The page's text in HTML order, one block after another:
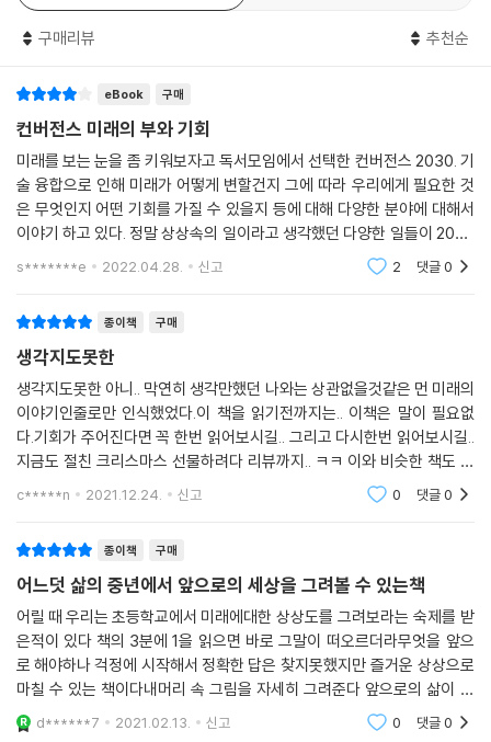
동, 눈 깜빡거림, 동공 팽창반응 등을 포착해서 당신이 어떤 곳에 시선을 집
중하고 어떤 곳을 외면하는지도 알아낸다. 이런 데이터가 계속 축적된다면
주체는 당신이 아니라 인공지능이 될 것이 분명하다. 인공지능 비서는 우
의 정도 등을 현재의 감정 상태와 대응시켜 우리의 감성적 욕구를 가장 잘
충족할 수 있는 콘텐츠를 맞춤형으로 제작할 것이다.
--- chapter 7_ 즐거움의 새로운 지평이 열리다
한편 이 모든 기술의 융합에 발맞추어 두 가지 주요한 패러다임의 전환이
대두되고 있다. 첫째는 질병관리에서 건강관리로의 이동이다. 즉 소급적이
이고, 개인화된 시스템으로 바뀌어가는 것이다. 둘째는 관리 주체의 변화
다. 지난 한 세기 동안 의료 산업은 대형 제약회사, 비대한 정부, 의사, 간호
사 그리고 훈련된 의료 전문가들의 위태로운 협업관계에 의해 유지되어왔
다. 하지만 이제 이 분야에도 외부의 거센 침략이 시작됐다. 여러 기술 대기
업이 너도나도 게임에 뛰어들어 산업 전체에 엄청난 충격을 가하고 있는
것이다. 애플의 CEO 팀 쿡은 최근 --- 인디펜던트와의 인터뷰(그가 증강
현실의 잠재력에 대해 발언한 바로 그 인터뷰)에서 다음과 같이 말했다.
“만약 미래의 어느 시점에 그동안 애플이 인류에 가장 크게 기여한 바가 무
--- chapter 9_ 질병의 정복으로 달라지는 인간의 삶
지난 수천 년 동안 인류는 젊음의 샘물을 찾아 헤맸다. 하지만 이제 분명한
사실은 우리가 찾고 있는 대상이 장소가 아니라 ‘시간’이라는 것이다. 다시
말해 젊음의 샘물이 의미하는 바는 급속도로 발전하는 기술들의 융합으로
인해 우리가 죽음과의 싸움에서 승리하게 되는 ‘미래의 시점’을 가리키고
있는 것이다. “언젠가 인간이 영원히 사는 일이 가능할까?”라는 질문은 아
그리고 그 거대하고 놀랍도록 빠른 변화에 잘 적응하고, 나아가 그 속에서
될 것이다. ‘융합’이 가져올 파괴적 잠재력에 주목하고 대비해야 하는 이유
가 바로 여기에 있다.
전작 《볼드》에서 시간이 지남에 따라 성장이 두 배씩 증가하는 기하급수
기술에 대한 개념과 그에 따른 시장의 기회에 대해 예측했던 저자 피터 디
아만디스는 이번 책에서 기하급수 기술들이 서로 융합했을 때 우리 사회에
어떤 변화가 일어날지 탐구한다. 여러 기술의 기하급수적 발전이 융합하면
기존의 제품, 서비스, 시장뿐만 아니라 이들을 뒷받침하는 구조 자체를 붕
역사의 뒤안길로 사라지게 될지, 지금 발전을 주도하고 있는 세력은 누구
이며 미래에는 과연 어떤 기업이 어마어마한 부를 거머쥐며 게임체인저로
부상하게 될지 구체적인 청사진을 그려낸다.
기술 융합의 쓰나미에 휩쓸릴 것인가?
파도를 타고 넘어 새로운 세상에 도착할 것인가?
생각의 속도를 뛰어넘는 기술의 속도에 적응하라!
이 책은 총 3부로 구성되어 있다. 제1부에서는 기하급수적 성장의 곡선 위
에 놓인 아홉 가지 주요 기술 영역을 탐구하고, 각각의 기술이 현재 어떤 위
치에 놓였으며 어떤 목표를 향하고 있는지 살펴본다. 또한 기술의 발전이
만들어낼 추가적인 동력들을 예측하고 그 동력들로 인해 인류에게 닥칠 충
격의 규모가 얼마나 확대될지 알아본다.
제2부에서는 우리의 삶과 밀접하게 연관된 여덟 개 핵심 산업 분야(교통,
오락, 교육, 의료, 중개업, 에너지, 광고, 소매업)에 초점을 맞춰 융합기술
이 가져올 미래의 모습을 전망한다. 여러 시나리오를 통해 향후 10년 동안
구매리뷰 추천순
eBook 구매
컨버전스 미래의 부와 기회
미래를 보는 눈을 좀 키워보자고 독서모임에서 선택한 컨버전스 2030. 기
술 융합으로 인해 미래가 어떻게 변할건지 그에 따라 우리에게 필요한 것
은 무엇인지 어떤 기회를 가질 수 있을지 등에 대해 다양한 분야에 대해서
이야기 하고 있다. 정말 상상속의 일이라고 생각했던 다양한 일들이 2030
년에는 가능하다고 하는 작가. 구글이 나의 건강상태를 알려주고 (오늘 감
s*******e 2022.04.28. 신고 2 댓글0
종이책 구매
생각지도못한
생각지도못한 아니.. 막연히 생각만했던 나와는 상관없을것같은 먼 미래의
이야기인줄로만 인식했었다.이 책을 읽기전까지는.. 이책은 말이 필요없
다.기회가 주어진다면 꼭 한번 읽어보시길.. 그리고 다시한번 읽어보시길..
지금도 절친 크리스마스 선물하려다 리뷰까지.. ㅋㅋ 이와 비슷한 책도 구
매했었다.. 아마 아시는분은 아실 책이다.비교대상이아닌듯 하다.이책의
c*****n 2021.12.24. 신고 0 댓글0
종이책 구매
어느덧 삶의 중년에서 앞으로의 세상을 그려볼 수 있는책
어릴 때 우리는 초등학교에서 미래에대한 상상도를 그려보라는 숙제를 받
은적이 있다 책의 3분에 1을 읽으면 바로 그말이 떠오르더라무엇을 앞으
로 해야하나 걱정에 시작해서 정확한 답은 찾지못했지만 즐거운 상상으로
마칠 수 있는 책이다내머리 속 그림을 자세히 그려준다 앞으로의 삶이 어
d******7 2021.02.13. 신고 0 댓글0